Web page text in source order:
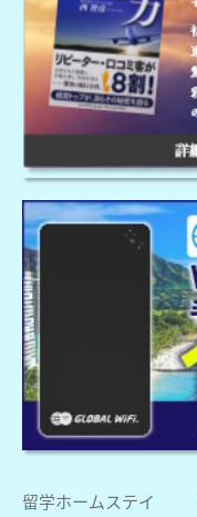
留学ホームステイ